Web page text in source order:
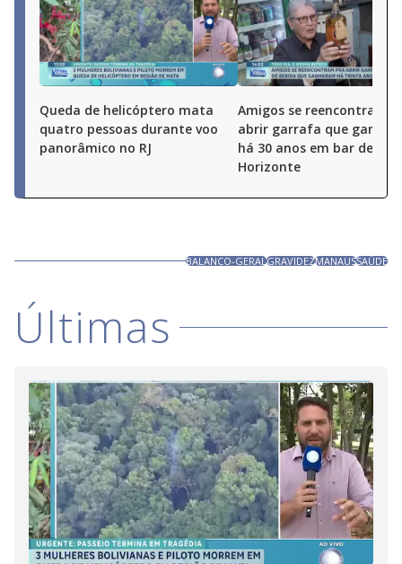
Queda de helicóptero mata
quatro pessoas durante voo
panorâmico no RJ
Amigos se reencontram
abrir garrafa que
há 30 anos em bar de
Horizonte
BALANCO-GERALGRAVIDEZMANAUSSAÚDE
Últimas